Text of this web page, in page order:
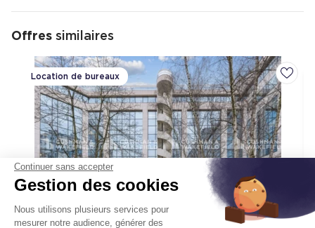
Offres similaires
Location de bureaux
Continuer sans accepter
Gestion des cookies
Nous utilisons plusieurs services pour
mesurer notre audience, générer des